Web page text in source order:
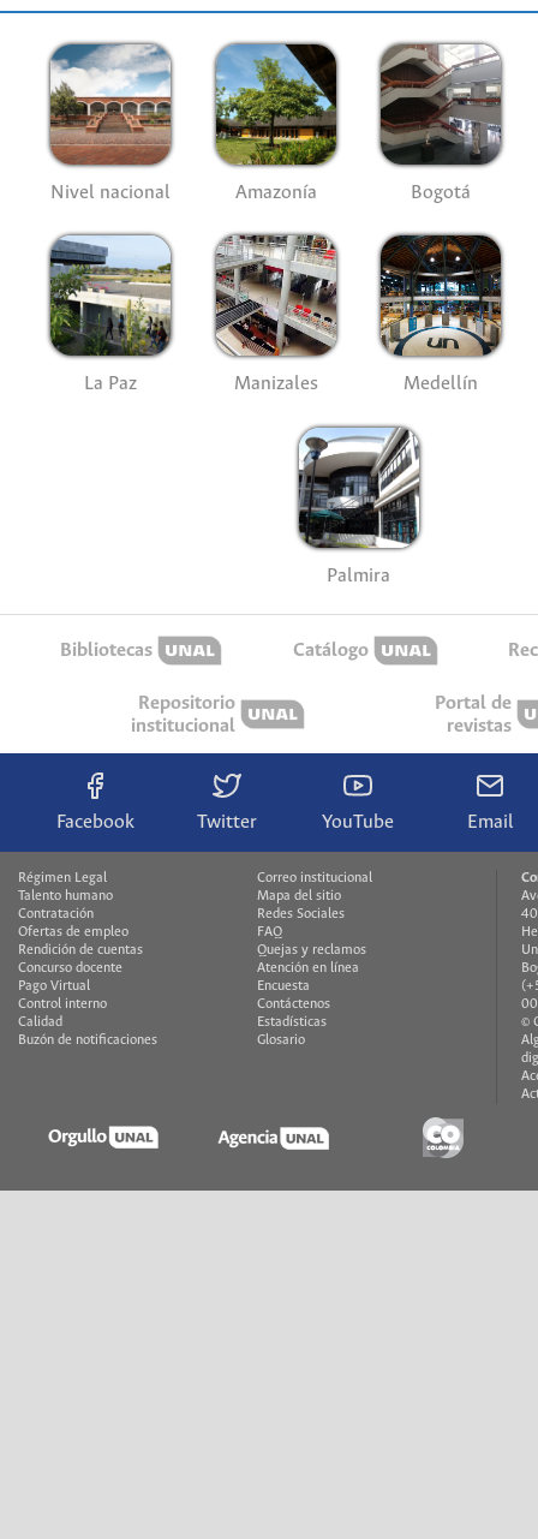
Nivel nacional Amazonía Bogotá
La Paz Manizales Medellín
Palmira
Bibliotecas Catálogo
Repositorio
institucional
Portal de
revistas
Facebook Twitter YouTube Email
Régimen Legal
Talento humano
Contratación
Ofertas de empleo
Rendición de cuentas
Concurso docente
Pago Virtual
Control interno
Calidad
Buzón de notificaciones
Correo institucional
Mapa del sitio
Redes Sociales
FAQ
Quejas y reclamos
Atención en línea
Encuesta
Contáctenos
Estadísticas
Glosario
©